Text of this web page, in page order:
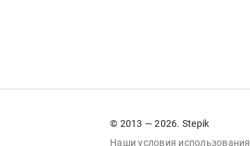
© 2013 — 2026. Stepik
Наши условия использования